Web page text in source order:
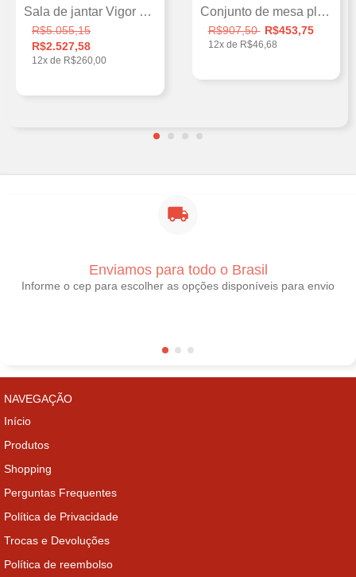
Sala de jantar Vigor Luxo com 6 cadeiras...
R$5.055,15
R$2.527,58
12x de R$260,00
Conjunto de mesa plástica com 4 cadeiras...
R$907,50 R$453,75
12x de R$46,68
Enviamos para todo o Brasil
Informe o cep para escolher as opções disponíveis para envio
NAVEGAÇÃO
Início
Produtos
Shopping
Perguntas Frequentes
Política de Privacidade
Trocas e Devoluções
Política de reembolso